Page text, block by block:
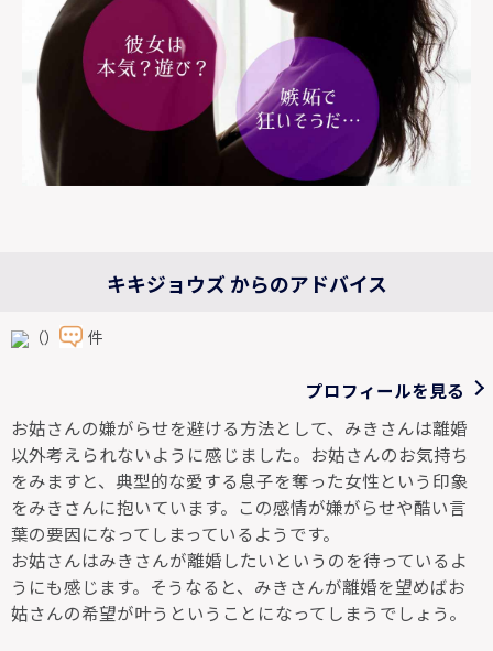
キキジョウズ からのアドバイス
（） 件
プロフィールを見る
お姑さんの嫌がらせを避ける方法として、みきさんは離婚
以外考えられないように感じました。お姑さんのお気持ち
をみますと、典型的な愛する息子を奪った女性という印象
をみきさんに抱いています。この感情が嫌がらせや酷い言
葉の要因になってしまっているようです。
お姑さんはみきさんが離婚したいというのを待っているよ
うにも感じます。そうなると、みきさんが離婚を望めばお
姑さんの希望が叶うということになってしまうでしょう。